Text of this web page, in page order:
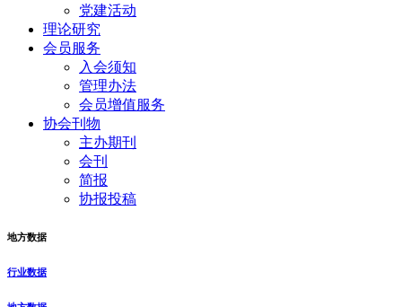
党建活动
理论研究
会员服务
入会须知
管理办法
会员增值服务
协会刊物
主办期刊
会刊
简报
协报投稿
地方数据
行业数据